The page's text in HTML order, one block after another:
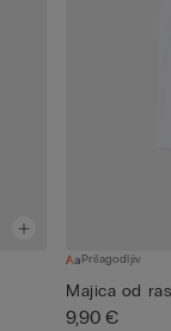
Prilagodljiv
Majica od
9,90 €